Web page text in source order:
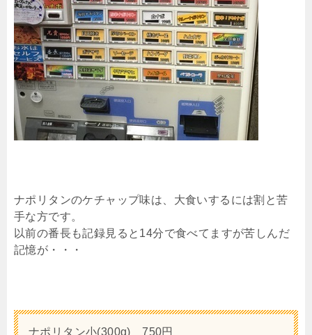
ナポリタンのケチャップ味は、大食いするには割と苦
手な方です。
以前の番長も記録見ると14分で食べてますが苦しんだ
記憶が・・・
ナポリタン小(300g) 750円